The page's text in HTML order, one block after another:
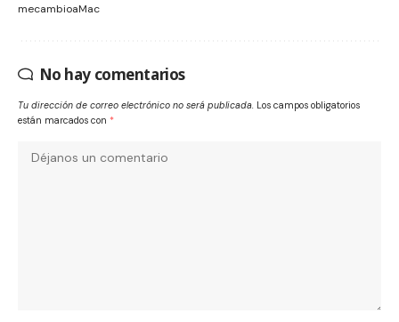
mecambioaMac
No hay comentarios
Tu dirección de correo electrónico no será publicada. Los campos obligatorios
están marcados con *